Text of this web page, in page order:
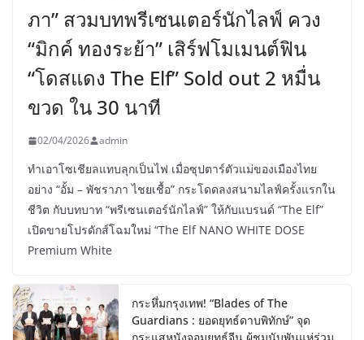
ภา” สวมบทพรีเซนเตอร์นักไลฟ์ ควง
“มิกค์ ทองระย้า” เสิร์ฟโมเมนต์ฟิน
“โดสแดง The Elf” Sold out 2 หมื่น
ขวด ใน 30 นาที
02/04/2026 admin
ทำเอาโซเชียลแทบลุกเป็นไฟ เมื่อซุปตาร์ตัวแม่ของเมืองไทย
อย่าง “อั้ม – พัชราภา ไชยเชื้อ” กระโดดลงสนามไลฟ์ครั้งแรกใน
ชีวิต กับบทบาท “พรีเซนเตอร์นักไลฟ์” ให้กับแบรนด์ “The Elf”
เปิดขายโปรดักส์โฉมใหม่ “The Elf NANO WHITE DOSE
Premium White
กระหึ่มกรุงเทพ! “Blades of The
Guardians : ยอดยุทธ์ดาบพิทักษ์” จุด